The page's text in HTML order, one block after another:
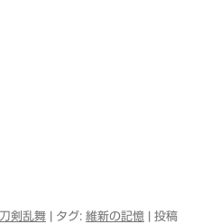
刀剣乱舞 | タグ: 維新の記憶 | 投稿